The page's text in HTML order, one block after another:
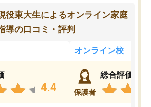
役東大生によるオンライン家庭
導の口コミ・評判
4.4
オンライン校
保護者
総合評価